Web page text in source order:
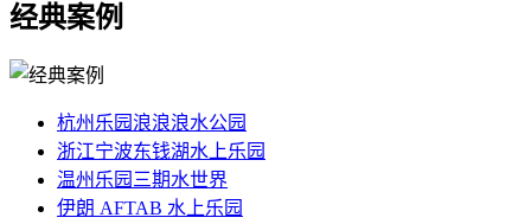
经典案例
杭州乐园浪浪浪水公园
浙江宁波东钱湖水上乐园
温州乐园三期水世界
伊朗 AFTAB 水上乐园